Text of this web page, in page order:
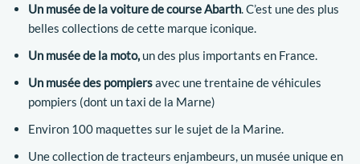
Un musée de la voiture de course Abarth. C’est une des plus
belles collections de cette marque iconique.
Un musée de la moto, un des plus importants en France.
Un musée des pompiersavec une trentaine de véhicules
pompiers (dont un taxi de la Marne)
Environ 100 maquettes sur le sujet de la Marine.
Une collection de tracteurs enjambeurs, un musée unique en